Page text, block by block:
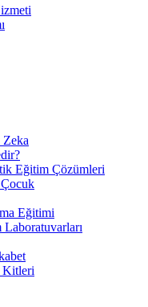
Eğitim Çözümleri
Eğitimi
Kitleri